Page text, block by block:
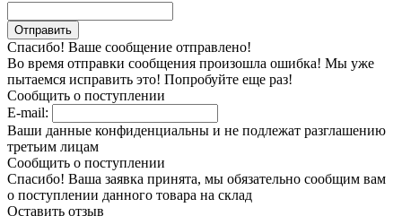
Спасибо! Ваше сообщение отправлено!
Во время отправки сообщения произошла ошибка! Мы уже
пытаемся исправить это! Попробуйте еще раз!
Сообщить о поступлении
E-mail:
Ваши данные конфиденциальны и не подлежат разглашению
третьим лицам
Сообщить о поступлении
Спасибо! Ваша заявка принята, мы обязательно сообщим вам
о поступлении данного товара на склад
Оставить отзыв